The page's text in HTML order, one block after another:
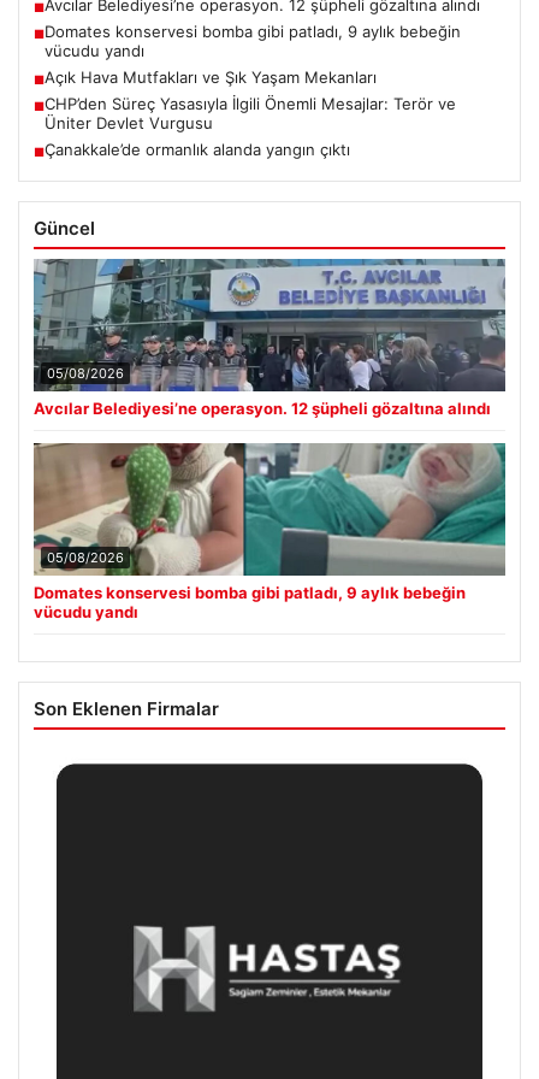
■Avcılar Belediyesi’ne operasyon. 12 şüpheli gözaltına alındı
■Domates konservesi bomba gibi patladı, 9 aylık bebeğin
vücudu yandı
■Açık Hava Mutfakları ve Şık Yaşam Mekanları
■CHP’den Süreç Yasasıyla İlgili Önemli Mesajlar: Terör ve
Üniter Devlet Vurgusu
■Çanakkale’de ormanlık alanda yangın çıktı
Güncel
05/08/2026
Avcılar Belediyesi’ne operasyon. 12 şüpheli gözaltına alındı
05/08/2026
Domates konservesi bomba gibi patladı, 9 aylık bebeğin
vücudu yandı
Son Eklenen Firmalar